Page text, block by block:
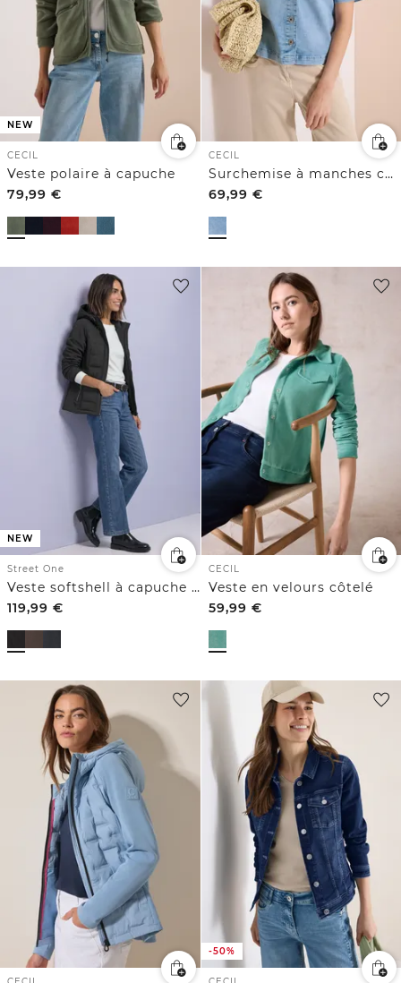
NEW
CECIL
Veste polaire à capuche
79,99 €
CECIL
Surchemise à manches courtes avec patte de boutonnage
69,99 €
NEW
Street One
Veste softshell à capuche avec détails matelassés
119,99 €
CECIL
Veste en velours côtelé
59,99 €
-50%